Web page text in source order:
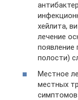
хейлита,
лечение
появление
полости)
Местное
местных